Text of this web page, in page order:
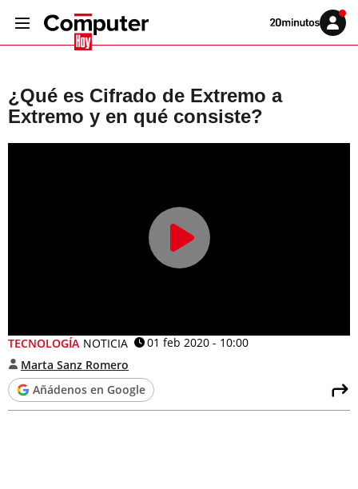
Volver
Iniciar
sesión
¿Qué es Cifrado de Extremo a
Extremo y en qué consiste?
TECNOLOGÍA NOTICIA
01 feb 2020 - 10:00
Marta Sanz Romero
Añádenos en Google